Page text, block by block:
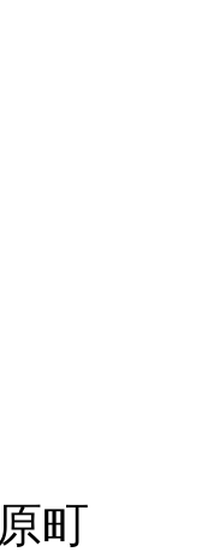
町